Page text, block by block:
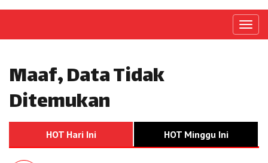
Maaf, Data Tidak
Ditemukan
HOT Hari Ini HOT Minggu Ini